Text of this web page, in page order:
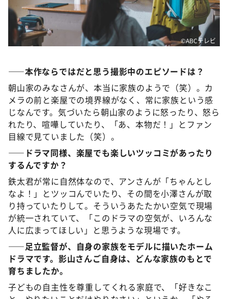
©️ABCテレビ
——本作ならではだと思う撮影中のエピソー ドは？
朝山家のみなさんが、本当に家族のようで（笑）。カ
メラの前と楽屋での境界線がなく、常に家族という感
じなんです。気づいたら朝山家のように怒ったり、怒ら
れたり、喧嘩していたり、「あ、本物だ！」とファン
目線で見ていました（笑）。
——ドラマ同様、 楽屋でも楽しいツッコミがあったり
するんですか？
鉄太君が常に自然体なので、アンさんが「ちゃんとし
なよ！」とツッコんでいたり、その間を小澤さんが取
り持っていたりして。そういうあたたかい空気で現場
が統一されていて、「このドラマの空気が、いろんな
人に広まってほしい」と思うような現場です。
——足立監督が、 自身の家族をモデルに描いたホーム
ドラマです。 影山さんご自身は、どんな家族のもとで
育ちましたか。
子どもの自主性を尊重してくれる家庭で、「好きなこ